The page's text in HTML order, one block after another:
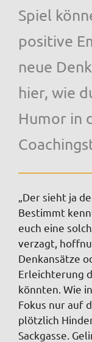
Spiel
positive
neue
hier, wie
Humor in
„Der sieht ja
Bestimmt
euch eine
verzagt,
Denkansätze
Erleichterung
könnten. Wie
Fokus nur auf
plötzlich
Sackgasse.